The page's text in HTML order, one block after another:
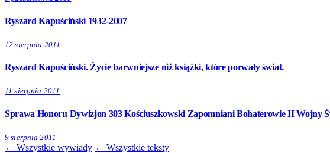
Ryszard Kapuściński 1932-2007
12 sierpnia 2011
Ryszard Kapuściński. Życie barwniejsze niż książki, które porwały świat.
11 sierpnia 2011
Sprawa Honoru Dywizjon 303 Kościuszkowski Zapomniani Bohaterowie II Wojny
9 sierpnia 2011
← Wszystkie wywiady ← Wszystkie teksty